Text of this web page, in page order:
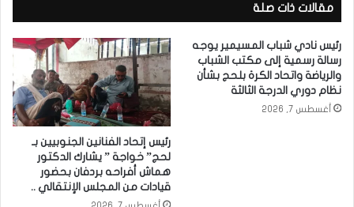
مقالات ذات صلة
رئيس نادي شباب المسيمير يوجه
رسالة رسمية إلى مكتب الشباب
والرياضة واتحاد الكرة بلحج بشأن
نظام دوري الدرجة الثالثة
أغسطس 7, 2026
رئيس إتحاد الفنانين الجنوبيين بـ
لحج” خواجة ” يشارك الدكتور
هماش أفراحه بردفان بحضور
قيادات من المجلس الإنتقالي ..